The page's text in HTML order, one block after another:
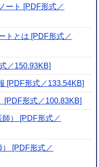
ート [PDF形式／
トとは [PDF形式／
／150.93KB]
[PDF形式／133.54KB]
[PDF形式／100.83KB]
師） [PDF形式／
） [PDF形式／